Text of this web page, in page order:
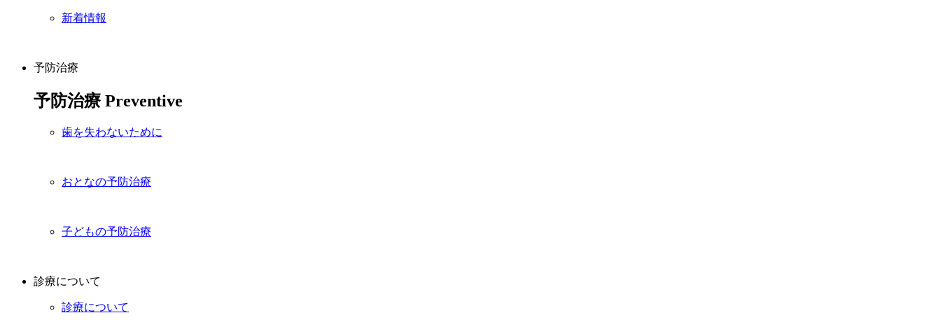
新着情報
予防治療
予防治療 Preventive
歯を失わないために
おとなの予防治療
子どもの予防治療
診療について
診療について